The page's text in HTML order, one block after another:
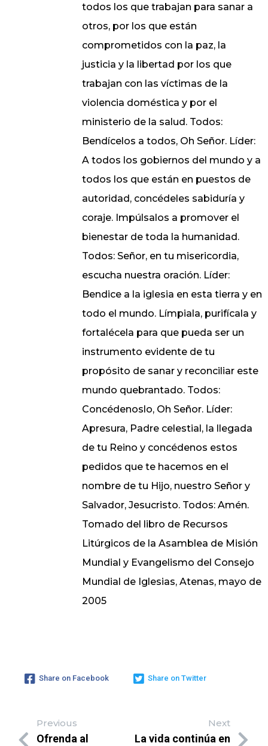
todos los que trabajan para sanar a
otros, por los que están
comprometidos con la paz, la
justicia y la libertad por los que
trabajan con las víctimas de la
violencia doméstica y por el
ministerio de la salud. Todos:
Bendícelos a todos, Oh Señor. Líder:
A todos los gobiernos del mundo y a
todos los que están en puestos de
autoridad, concédeles sabiduría y
coraje. Impúlsalos a promover el
bienestar de toda la humanidad.
Todos: Señor, en tu misericordia,
escucha nuestra oración. Líder:
Bendice a la iglesia en esta tierra y en
todo el mundo. Límpiala, purifícala y
fortalécela para que pueda ser un
instrumento evidente de tu
propósito de sanar y reconciliar este
mundo quebrantado. Todos:
Concédenoslo, Oh Señor. Líder:
Apresura, Padre celestial, la llegada
de tu Reino y concédenos estos
pedidos que te hacemos en el
nombre de tu Hijo, nuestro Señor y
Salvador, Jesucristo. Todos: Amén.
Tomado del libro de Recursos
Litúrgicos de la Asamblea de Misión
Mundial y Evangelismo del Consejo
Mundial de Iglesias, Atenas, mayo de
2005
Share on Facebook Share on Twitter
Previous
Ofrenda al
Next
La vida continúa en